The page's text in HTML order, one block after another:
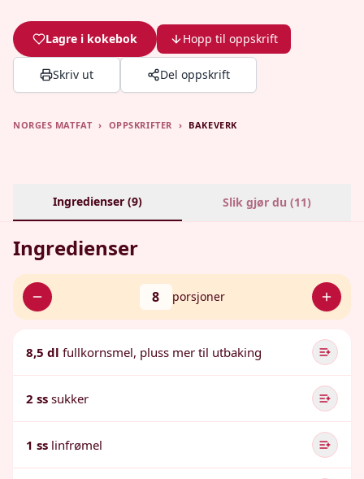
Lagre i kokebok Hopp til oppskrift
Skriv ut Del oppskrift
NORGES MATFAT › OPPSKRIFTER › BAKEVERK
Ingredienser (9) Slik gjør du (11)
Ingredienser
8 porsjoner
8,5 dl fullkornsmel, pluss mer til utbaking
2 ss sukker
1 ss linfrømel